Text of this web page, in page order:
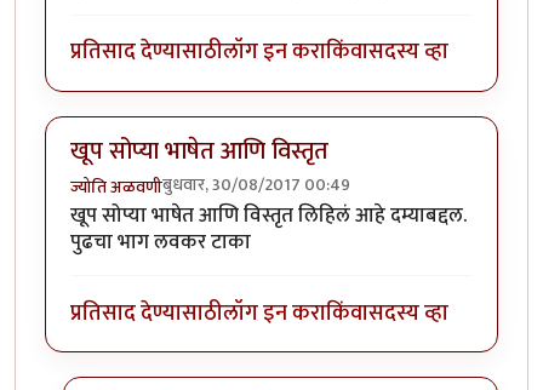
प्रतिसाद देण्यासाठीलॉग इन कराकिंवासदस्य व्हा
खूप सोप्या भाषेत आणि विस्तृत
ज्योति अळवणीबुधवार, 30/08/2017 00:49
खूप सोप्या भाषेत आणि विस्तृत लिहिलं आहे दम्याबद्दल.
पुढचा भाग लवकर टाका
प्रतिसाद देण्यासाठीलॉग इन कराकिंवासदस्य व्हा